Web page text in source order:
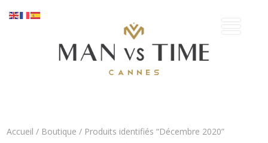
Accueil / Boutique / Produits identifiés “Décembre 2020”